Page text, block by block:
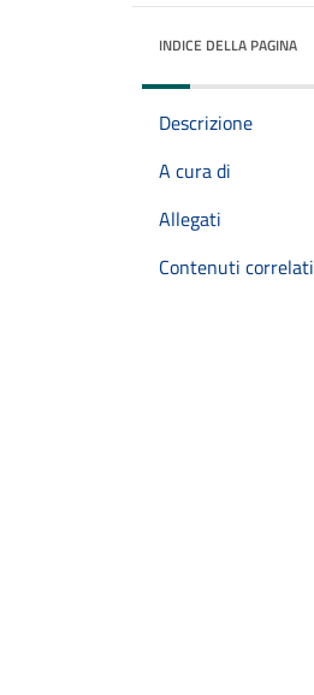
INDICE DELLA PAGINA
Descrizione
A cura di
Allegati
Contenuti correlati